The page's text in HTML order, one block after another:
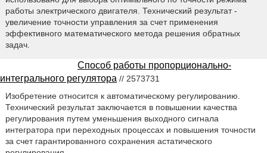
работы электрического двигателя. Технический результат -
увеличение точности управления за счет применения
эффективного математического метода решения обратных
задач.
Способ работы пропорционально-
интегрального регулятора // 2573731
Изобретение относится к автоматическому регулированию.
Технический результат заключается в повышении качества
регулирования путем уменьшения выходного сигнала
интегратора при переходных процессах и повышения точности
за счет гарантированного сохранения астатического